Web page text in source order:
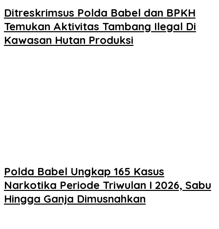
Ditreskrimsus Polda Babel dan BPKH
Temukan Aktivitas Tambang Ilegal Di
Kawasan Hutan Produksi
Polda Babel Ungkap 165 Kasus
Narkotika Periode Triwulan I 2026, Sabu
Hingga Ganja Dimusnahkan